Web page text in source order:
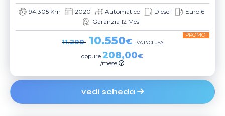
94.305 Km 2020 Automatico Diesel
Euro 6
Garanzia 12 Mesi
11.200 10.550€
PROMO!
IVA INCLUSA
oppure 208,00€
/mese
vedi scheda